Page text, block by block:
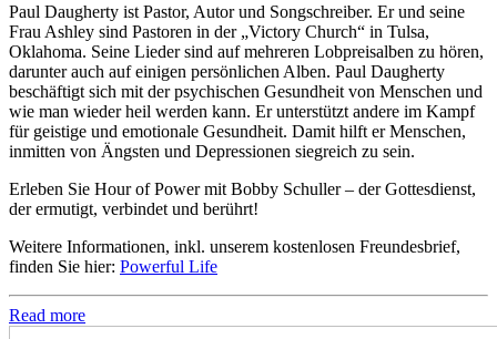
Paul Daugherty ist Pastor, Autor und Songschreiber. Er und seine
Frau Ashley sind Pastoren in der „Victory Church“ in Tulsa,
Oklahoma. Seine Lieder sind auf mehreren Lobpreisalben zu hören,
darunter auch auf einigen persönlichen Alben. Paul Daugherty
beschäftigt sich mit der psychischen Gesundheit von Menschen und
wie man wieder heil werden kann. Er unterstützt andere im Kampf
für geistige und emotionale Gesundheit. Damit hilft er Menschen,
inmitten von Ängsten und Depressionen siegreich zu sein.
Erleben Sie Hour of Power mit Bobby Schuller – der Gottesdienst,
der ermutigt, verbindet und berührt!
Weitere Informationen, inkl. unserem kostenlosen Freundesbrief,
finden Sie hier: Powerful Life
Read more